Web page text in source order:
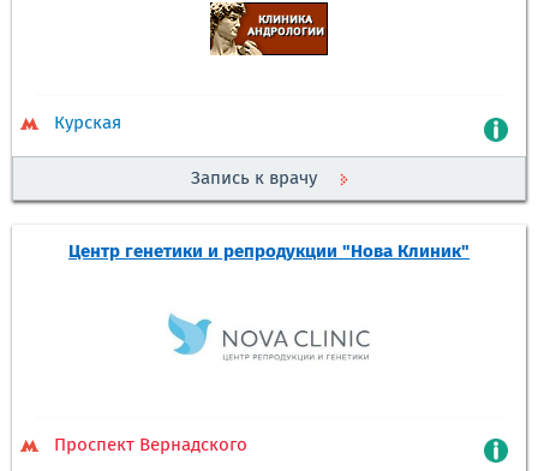
Курская
Запись к врачу
Центр генетики и репродукции "Нова Клиник"
Проспект Вернадского